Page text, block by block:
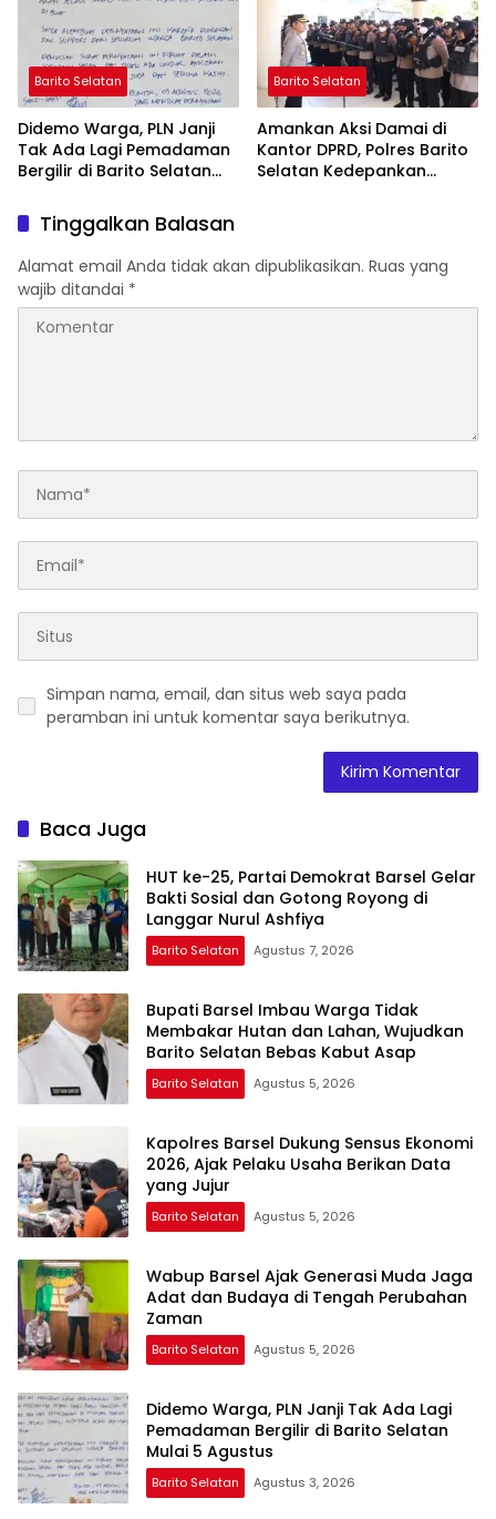
Barito Selatan
Didemo Warga, PLN Janji
Tak Ada Lagi Pemadaman
Bergilir di Barito Selatan
Barito Selatan
Amankan Aksi Damai di
Kantor DPRD, Polres Barito
Selatan Kedepankan
Tinggalkan Balasan
Alamat email Anda tidak akan dipublikasikan. Ruas yang
wajib ditandai *
Simpan nama, email, dan situs web saya pada
peramban ini untuk komentar saya berikutnya.
Baca Juga
HUT ke-25, Partai Demokrat Barsel Gelar
Bakti Sosial dan Gotong Royong di
Langgar Nurul Ashfiya
Barito Selatan Agustus 7, 2026
Bupati Barsel Imbau Warga Tidak
Membakar Hutan dan Lahan, Wujudkan
Barito Selatan Bebas Kabut Asap
Barito Selatan Agustus 5, 2026
Kapolres Barsel Dukung Sensus Ekonomi
2026, Ajak Pelaku Usaha Berikan Data
yang Jujur
Barito Selatan Agustus 5, 2026
Wabup Barsel Ajak Generasi Muda Jaga
Adat dan Budaya di Tengah Perubahan
Zaman
Barito Selatan Agustus 5, 2026
Didemo Warga, PLN Janji Tak Ada Lagi
Pemadaman Bergilir di Barito Selatan
Mulai 5 Agustus
Barito Selatan Agustus 3, 2026